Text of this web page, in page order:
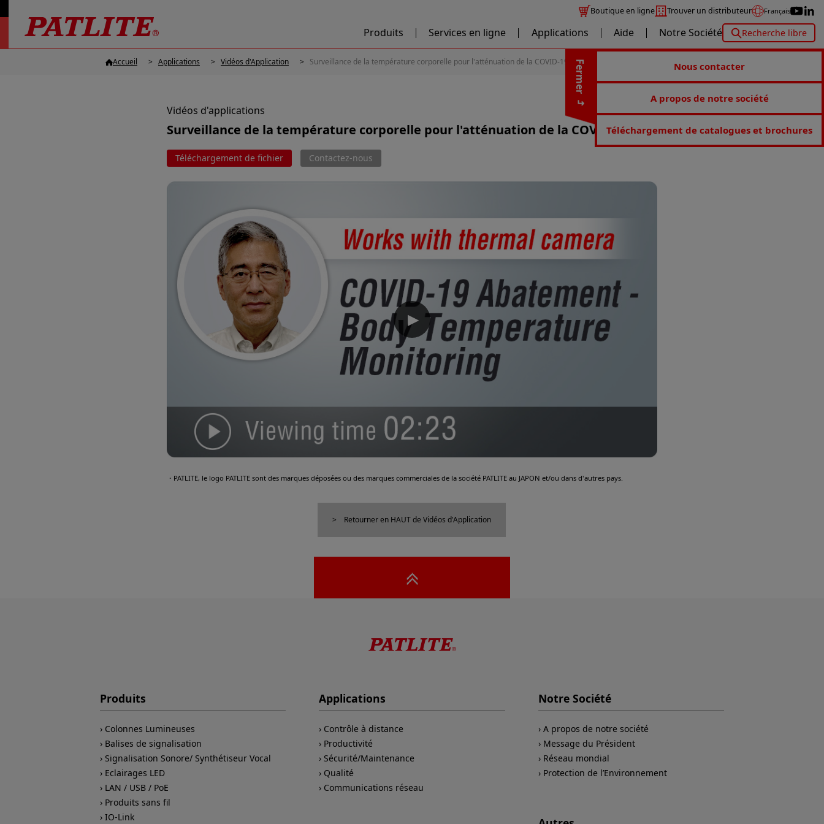
Boutique en ligne Trouver un distributeur Français
Produits Services en ligne Applications Aide Notre Société Recherche libre
Fermer Nous contacter
A propos de notre société
Téléchargement de catalogues et brochures
Accueil Applications Vidéos d'Application Surveillance de la température corporelle pour l'atténuation de la COVID-19
Vidéos d'applications
Surveillance de la température corporelle pour l'atténuation de la COVID-19
Téléchargement de fichier Contactez-nous
▶
・PATLITE, le logo PATLITE sont des marques déposées ou des marques commerciales de la société PATLITE au JAPON et/ou dans d'autres pays.
Retourner en HAUT de Vidéos d'Application
Produits
Colonnes Lumineuses
Balises de signalisation
Signalisation Sonore/ Synthétiseur Vocal
Eclairages LED
LAN / USB / PoE
Produits sans fil
IO-Link
Applications
Contrôle à distance
Productivité
Sécurité/Maintenance
Qualité
Communications réseau
Notre Société
A propos de notre société
Message du Président
Réseau mondial
Protection de l’Environnement